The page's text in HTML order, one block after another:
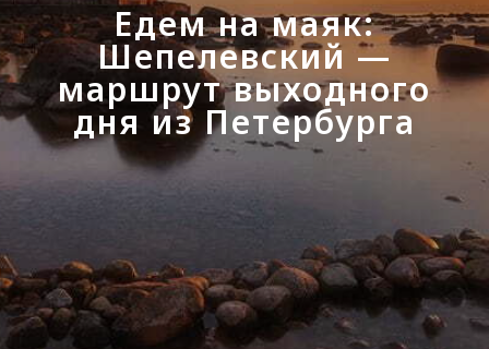
Едем на маяк:
Шепелевский —
маршрут выходного
дня из Петербурга